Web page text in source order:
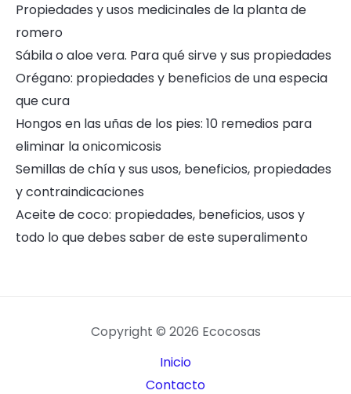
Propiedades y usos medicinales de la planta de
romero
Sábila o aloe vera. Para qué sirve y sus propiedades
Orégano: propiedades y beneficios de una especia
que cura
Hongos en las uñas de los pies: 10 remedios para
eliminar la onicomicosis
Semillas de chía y sus usos, beneficios, propiedades
y contraindicaciones
Aceite de coco: propiedades, beneficios, usos y
todo lo que debes saber de este superalimento
Copyright © 2026 Ecocosas
Inicio
Contacto